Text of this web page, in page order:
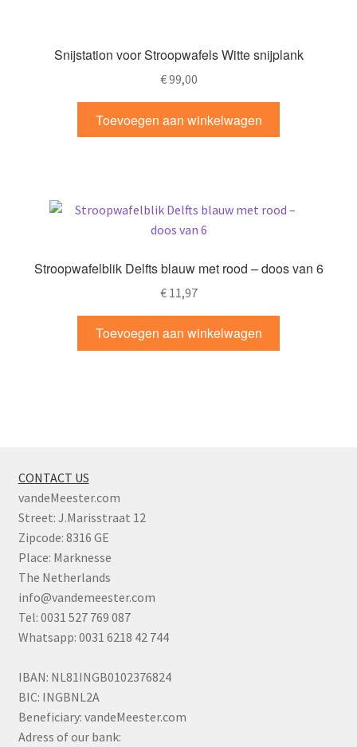
Snijstation voor Stroopwafels Witte snijplank
€99,00
Toevoegen aan winkelwagen
Stroopwafelblik Delfts blauw met rood – doos van 6
€11,97
Toevoegen aan winkelwagen
CONTACT US
vandeMeester.com
Street: J.Marisstraat 12
Zipcode: 8316 GE
Place: Marknesse
The Netherlands
info@vandemeester.com
Tel: 0031 527 769 087
Whatsapp: 0031 6218 42 744
IBAN: NL81INGB0102376824
BIC: INGBNL2A
Beneficiary: vandeMeester.com
Adress of our bank: